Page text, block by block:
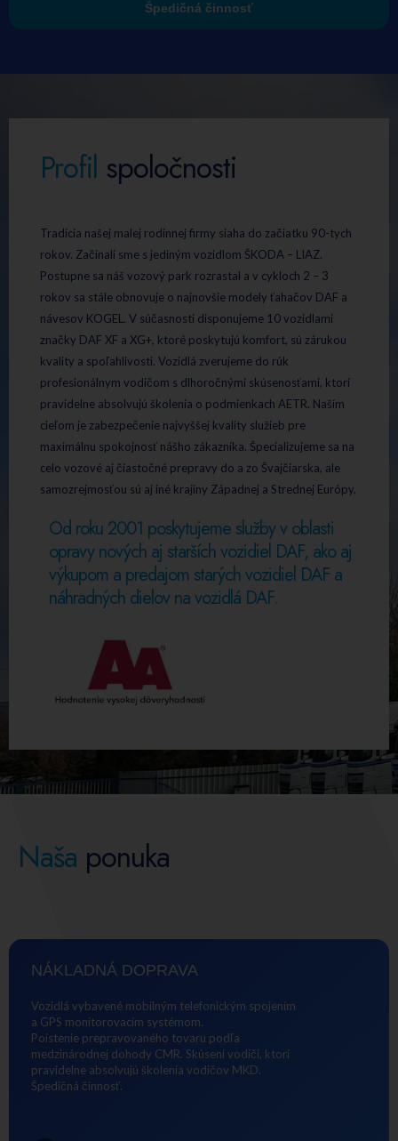
Špedičná činnosť
Profil spoločnosti
Tradícia našej malej rodinnej firmy siaha do začiatku 90-tych
rokov. Začínali sme s jediným vozidlom ŠKODA – LIAZ.
Postupne sa náš vozový park rozrastal a v cykloch 2 – 3
rokov sa stále obnovuje o najnovšie modely ťahačov DAF a
návesov KOGEL. V súčasnosti disponujeme 10 vozidlami
značky DAF XF a XG+, ktoré poskytujú komfort, sú zárukou
kvality a spoľahlivosti. Vozidlá zverujeme do rúk
profesionálnym vodičom s dlhoročnými skúsenosťami, ktorí
pravidelne absolvujú školenia o podmienkach AETR. Naším
cieľom je zabezpečenie najvyššej kvality služieb pre
maximálnu spokojnosť nášho zákazníka. Špecializujeme sa na
celo vozové aj čiastočné prepravy do a zo Švajčiarska, ale
samozrejmosťou sú aj iné krajiny Západnej a Strednej Európy.
Od roku 2001 poskytujeme služby v oblasti
opravy nových aj starších vozidiel DAF, ako aj
výkupom a predajom starých vozidiel DAF a
náhradných dielov na vozidlá DAF.
Naša ponuka
NÁKLADNÁ DOPRAVA
Vozidlá vybavené mobilným telefonickým spojením
a GPS monitorovacím systémom.
Poistenie prepravovaného tovaru podľa
medzinárodnej dohody CMR. Skúsení vodiči, ktorí
pravidelne absolvujú školenia vodičov MKD.
Špedičná činnosť.